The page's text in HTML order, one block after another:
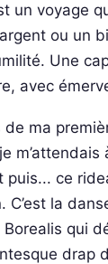
un voyage
ou un
Une
avec
de ma
m’attendais
ce
C’est la
Borealis qui
drap